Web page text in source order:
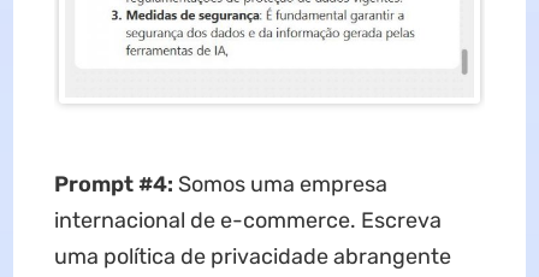
Prompt #4: Somos uma empresa
internacional de e-commerce. Escreva
uma política de privacidade abrangente